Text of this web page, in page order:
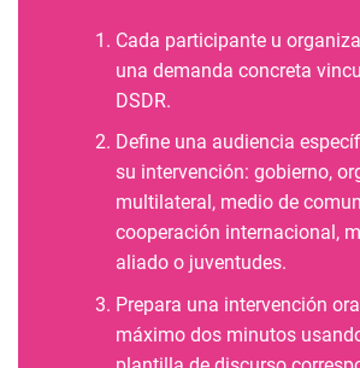
Cada participante u
una demanda concreta
DSDR.
Define una audiencia
su intervención: gobierno,
multilateral, medio de
cooperación internacional,
aliado o juventudes.
Prepara una intervención
máximo dos minutos